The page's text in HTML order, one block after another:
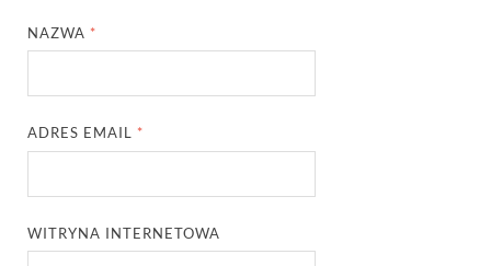
NAZWA *
ADRES EMAIL *
WITRYNA INTERNETOWA